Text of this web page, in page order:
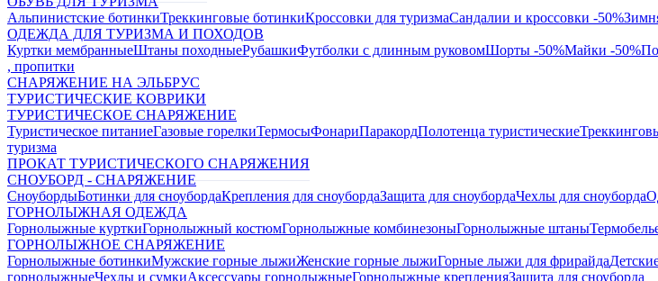
Альпинистские ботинкиТреккинговые ботинкиКроссовки для туризмаСандалии и кроссовки -50%
ОДЕЖДА ДЛЯ ТУРИЗМА И ПОХОДОВ
Куртки мембранныеШтаны походныеРубашкиФутболки с длинным руковомШорты -50%Майки -50%
, пропитки
СНАРЯЖЕНИЕ НА ЭЛЬБРУС
ТУРИСТИЧЕСКИЕ КОВРИКИ
ТУРИСТИЧЕСКОЕ СНАРЯЖЕНИЕ
Туристическое питаниеГазовые горелкиТермосыФонариПаракордПолотенца туристические
туризма
ПРОКАТ ТУРИСТИЧЕСКОГО СНАРЯЖЕНИЯ
СНОУБОРД - СНАРЯЖЕНИЕ
СноубордыБотинки для сноубордаКрепления для сноубордаЗащита для сноубордаЧехлы для сноуборда
ГОРНОЛЫЖНАЯ ОДЕЖДА
Горнолыжные курткиГорнолыжный костюмГорнолыжные комбинезоныГорнолыжные штаны
ГОРНОЛЫЖНОЕ СНАРЯЖЕНИЕ
Горнолыжные ботинкиМужские горные лыжиЖенские горные лыжиГорные лыжи для фрирайда
горнолыжныеЧехлы и сумкиАксессуары горнолыжныеГорнолыжные крепленияЗащита для сноуборда